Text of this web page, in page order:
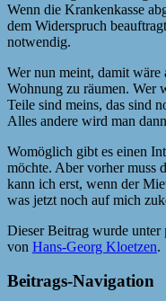
Wenn die Krankenkasse
dem Widerspruch
notwendig.
Wer nun meint, damit wäre
Wohnung zu räumen. Wer
Teile sind meins, das sind
Alles andere wird man
Womöglich gibt es einen
möchte. Aber vorher muss
kann ich erst, wenn der
was jetzt noch auf mich
Dieser Beitrag wurde unter
von Hans-Georg Kloetzen.
Beitrags-Navigation